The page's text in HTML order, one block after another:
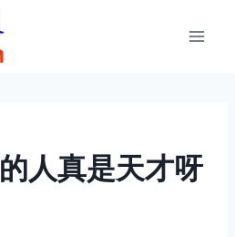
人真是天才呀